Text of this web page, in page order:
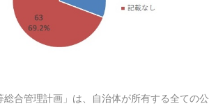
総合管理計画」は、自治体が所有する全ての公